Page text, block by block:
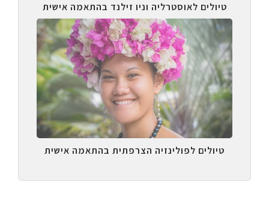
טיולים לאוסטרליה וניו זילנד בהתאמה אישית
טיולים לפולינזיה הצרפתית בהתאמה אישית